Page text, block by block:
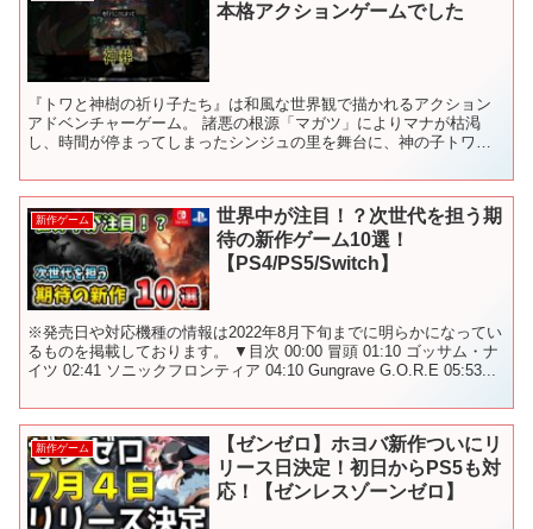
本格アクションゲームでした
『トワと神樹の祈り子たち』は和風な世界観で描かれるアクション
アドベンチャーゲーム。 諸悪の根源「マガツ」によりマナが枯渇
し、時間が停まってしまったシンジュの里を舞台に、神の子トワと
新作ゲーム
世界中が注目！？次世代を担う期
待の新作ゲーム10選！
【PS4/PS5/Switch】
※発売日や対応機種の情報は2022年8月下旬までに明らかになってい
るものを掲載しております。 ▼目次 00:00 冒頭 01:10 ゴッサム・ナ
イツ 02:41 ソニックフロンティア 04:10 Gungrave G.O.R.E 05:53...
新作ゲーム
【ゼンゼロ】ホヨバ新作ついにリ
リース日決定！初日からPS5も対
応！【ゼンレスゾーンゼロ】